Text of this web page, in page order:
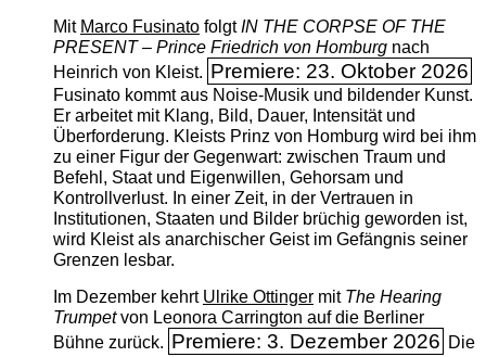
Mit Marco FusinatofolgtIN THE CORPSE OF THE
PRESENT – Prince Friedrich von Homburgnach
Heinrich von Kleist. Premiere: 23. Oktober 2026
Fusinato kommt aus Noise-Musik und bildender Kunst.
Er arbeitet mit Klang, Bild, Dauer, Intensität und
Überforderung. Kleists Prinz von Homburg wird bei ihm
zu einer Figur der Gegenwart: zwischen Traum und
Befehl, Staat und Eigenwillen, Gehorsam und
Kontrollverlust. In einer Zeit, in der Vertrauen in
Institutionen, Staaten und Bilder brüchig geworden ist,
wird Kleist als anarchischer Geist im Gefängnis seiner
Grenzen lesbar.
Im Dezember kehrt Ulrike Ottingermit The ­Hearing
Trumpetvon Leonora Carrington auf die Berliner
Bühne zurück. Premiere: 3. Dezember 2026 Die